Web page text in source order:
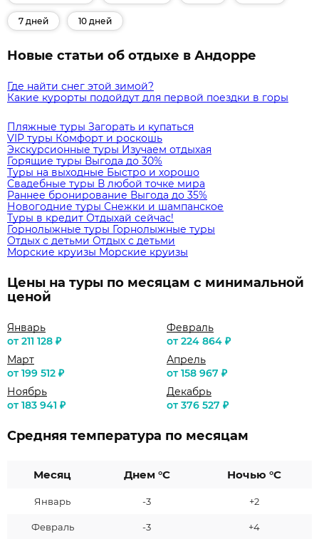
7 дней 10 дней
Новые статьи об отдыхе в Андорре
Где найти снег этой зимой?
Какие курорты подойдут для первой поездки в горы
Пляжные туры Загорать и купаться
VIP туры Комфорт и роскошь
Экскурсионные туры Изучаем отдыхая
Горящие туры Выгода до 30%
Туры на выходные Быстро и хорошо
Свадебные туры В любой точке мира
Раннее бронирование Выгода до 35%
Новогодние туры Снежки и шампанское
Туры в кредит Отдыхай сейчас!
Горнолыжные туры Горнолыжные туры
Отдых с детьми Отдых с детьми
Морские круизы Морские круизы
Цены на туры по месяцам с минимальной
ценой
Январь
от 211 128 ₽
Февраль
от 224 864 ₽
Март
от 199 512 ₽
Апрель
от 158 967 ₽
Ноябрь
от 183 941 ₽
Декабрь
от 376 527 ₽
Средняя температура по месяцам
Месяц Днем °C Ночью °C
Январь -3 +2
Февраль -3 +4